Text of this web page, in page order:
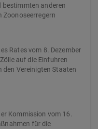
bestimmten anderen
Zoonoseerregern
Rates vom 8. Dezember
auf die Einfuhren
den Vereinigten Staaten
Kommission vom 16.
für die